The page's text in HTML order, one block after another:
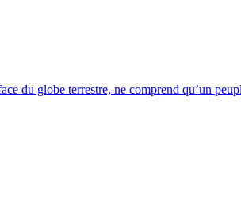
du globe terrestre, ne comprend qu’un